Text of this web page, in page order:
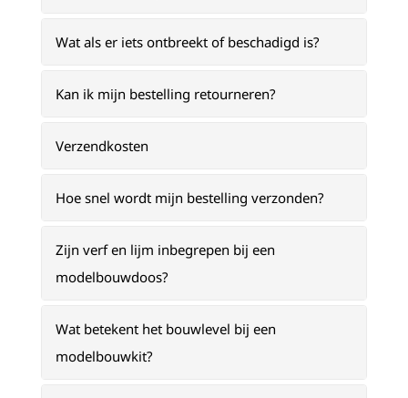
Wat als er iets ontbreekt of beschadigd is?
Kan ik mijn bestelling retourneren?
Verzendkosten
Hoe snel wordt mijn bestelling verzonden?
Zijn verf en lijm inbegrepen bij een
modelbouwdoos?
Wat betekent het bouwlevel bij een
modelbouwkit?